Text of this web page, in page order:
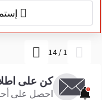
1
/
14
كن على
احصل على